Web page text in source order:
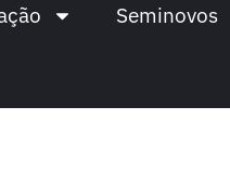
Seminovos